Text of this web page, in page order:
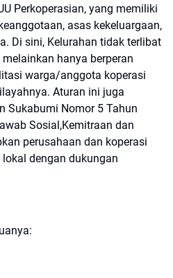
Perkoperasian, yang memiliki
asas kekeluargaan,
Di sini, Kelurahan tidak terlibat
hanya berperan
warga/anggota koperasi
Aturan ini juga
Sukabumi Nomor 5 Tahun
Sosial,Kemitraan dan
perusahaan dan koperasi
dengan dukungan